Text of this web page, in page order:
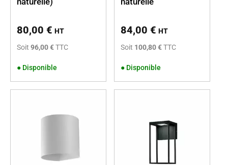
80,00 € HT
Soit 96,00 €TTC
● Disponible
84,00 € HT
Soit 100,80 €TTC
● Disponible